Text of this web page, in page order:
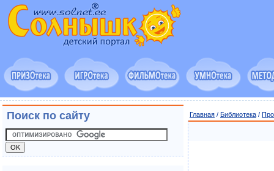
Главная / Библиотека /
Поиск по сайту